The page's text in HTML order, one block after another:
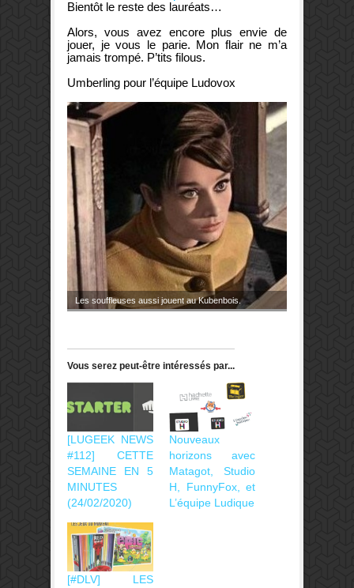
Bientôt le reste des lauréats…
Alors, vous avez encore plus envie de
jouer, je vous le parie. Mon flair ne m’a
jamais trompé. P’tits filous.
Umberling pour l’équipe Ludovox
Les souffleuses aussi jouent au Kubenbois.
Vous serez peut-être intéressés par...
[LUGEEK NEWS
#112] CETTE
SEMAINE EN 5
MINUTES
(24/02/2020)
Nouveaux
horizons avec
Matagot, Studio
H, FunnyFox, et
L’équipe Ludique
[#DLV] LES